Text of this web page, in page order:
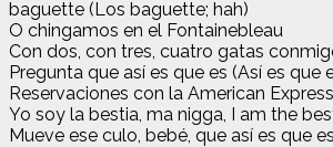
baguette (Los baguette; hah)
O chingamos en el Fontainebleau
Con dos, con tres, cuatro gatas
Pregunta que así es que es (Así es que
Reservaciones con la American
Yo soy la bestia, ma nigga, I am the
Mueve ese culo, bebé, que así es que es